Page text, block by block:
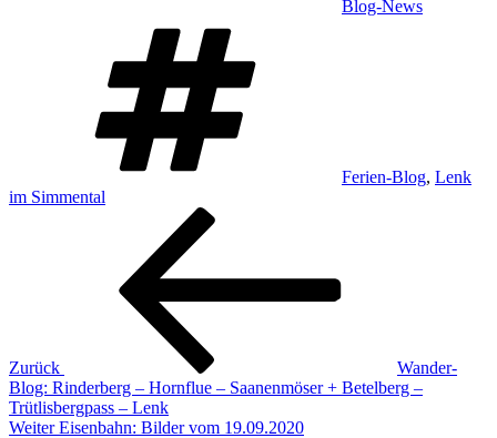
Blog-News
Ferien-Blog, Lenk
im Simmental
Beitragsnavigation
Zurück
Wander-
Blog: Rinderberg – Hornflue – Saanenmöser + Betelberg –
Trütlisbergpass – Lenk
Nächster
Weiter Eisenbahn: Bilder vom 19.09.2020